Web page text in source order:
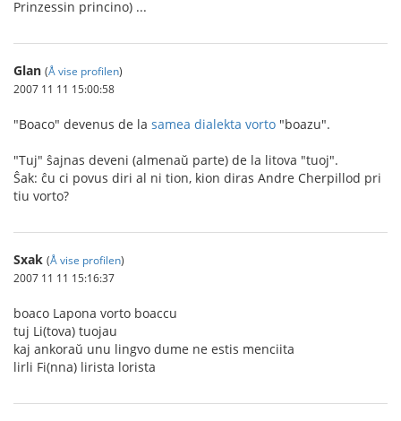
Prinzessin princino) ...
Glan (Å vise profilen)
2007 11 11 15:00:58
"Boaco" devenus de la samea dialekta vorto "boazu".
"Tuj" ŝajnas deveni (almenaŭ parte) de la litova "tuoj".
Ŝak: ĉu ci povus diri al ni tion, kion diras Andre Cherpillod pri
tiu vorto?
Sxak (Å vise profilen)
2007 11 11 15:16:37
boaco Lapona vorto boaccu
tuj Li(tova) tuojau
kaj ankoraŭ unu lingvo dume ne estis menciita
lirli Fi(nna) lirista lorista